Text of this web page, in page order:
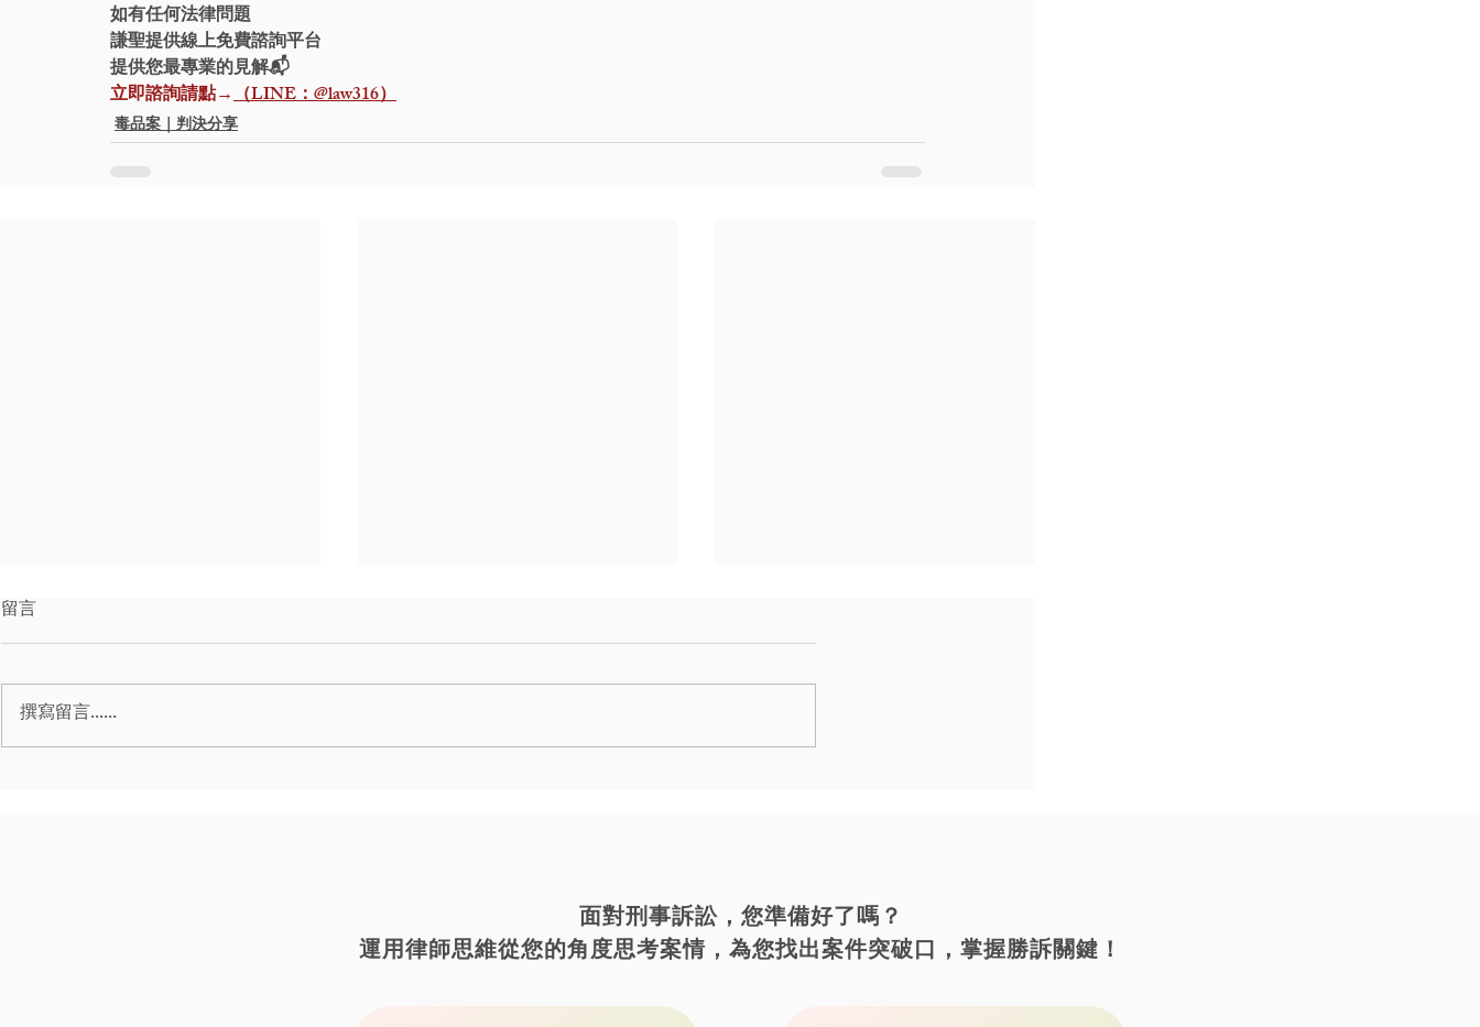
如有任何法律問題
謙聖提供線上免費諮詢平台
提供您最專業的見解📬
立即諮詢請點→（LINE：@law316）
毒品案｜判決分享
｜毒品案｜運輸毒品
留言
撰寫留言......
​面對刑事訴訟，您準備好了嗎？
運用律師思維從您的角度思考案情，為您找出案件突破口，掌握勝訴關鍵！